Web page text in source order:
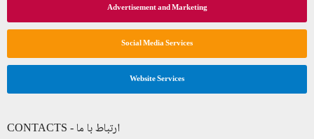
Advertisement and Marketing
Social Media Services
Website Services
CONTACTS - ارتباط با ما